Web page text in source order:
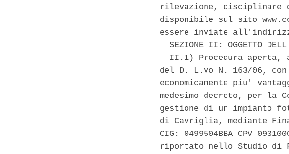
rilevazione,
disponibile sul sito
essere inviate
SEZIONE II: OGGETTO
II.1) Procedura aperta,
del D. L.vo N. 163/06,
economicamente piu'
medesimo decreto, per la
gestione di un impianto
di Cavriglia, mediante
CIG: 0499504BBA CPV
riportato nello Studio di